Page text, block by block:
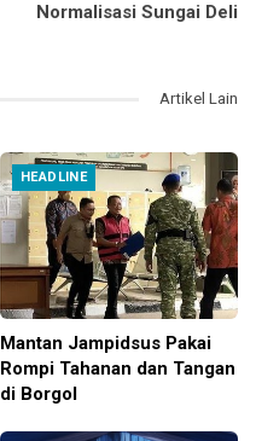
Normalisasi Sungai Deli
Artikel Lain
HEADLINE
Mantan Jampidsus Pakai
Rompi Tahanan dan Tangan
di Borgol